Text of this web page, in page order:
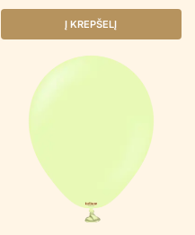
Į KREPŠELĮ